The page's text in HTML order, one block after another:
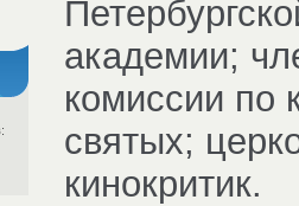
академии;
комиссии по
святых;
кинокритик.